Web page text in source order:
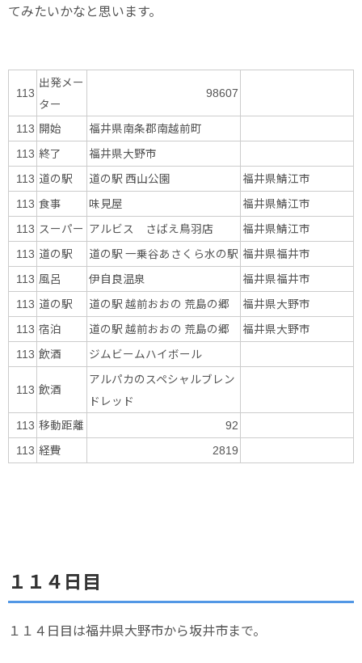
てみたいかなと思います。
113
出発メー
ター
98607
113 開始 福井県南条郡南越前町
113 終了 福井県大野市
113 道の駅 道の駅 西山公園 福井県鯖江市
113 食事 味見屋 福井県鯖江市
113 スーパー アルビス さばえ鳥羽店 福井県鯖江市
113 道の駅 道の駅 一乗谷あさくら水の駅 福井県福井市
113 風呂 伊自良温泉 福井県福井市
113 道の駅 道の駅 越前おおの 荒島の郷 福井県大野市
113 宿泊 道の駅 越前おおの 荒島の郷 福井県大野市
113 飲酒 ジムビームハイボール
113 飲酒
アルパカのスペシャルブレン
ドレッド
113 移動距離 92
113 経費 2819
１１４日目
１１４日目は福井県大野市から坂井市まで。